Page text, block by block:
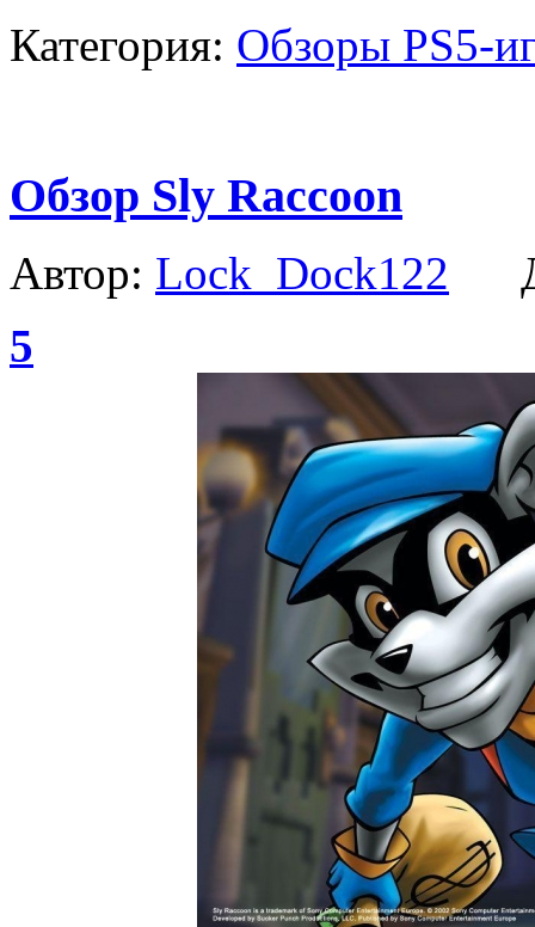
Категория: Обзоры PS5-
Обзор Sly Raccoon
Автор: Lock_Dock122
5